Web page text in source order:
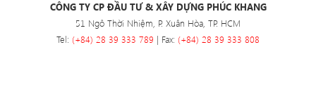
CÔNG TY CP ĐẦU TƯ & XÂY DỰNG PHÚC KHANG
51 Ngô Thời Nhiệm, P. Xuân Hòa, TP. HCM
Tel: (+84) 28 39 333 789 | Fax: (+84) 28 39 333 808